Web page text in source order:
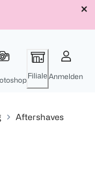
Filiale Anmelden
Aftershaves